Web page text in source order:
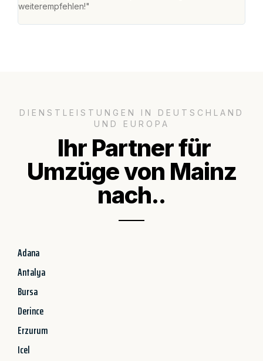
weiterempfehlen!"
DIENSTLEISTUNGEN IN DEUTSCHLAND
UND EUROPA
Ihr Partner für
Umzüge von Mainz
nach..
Adana
Antalya
Bursa
Derince
Erzurum
Icel